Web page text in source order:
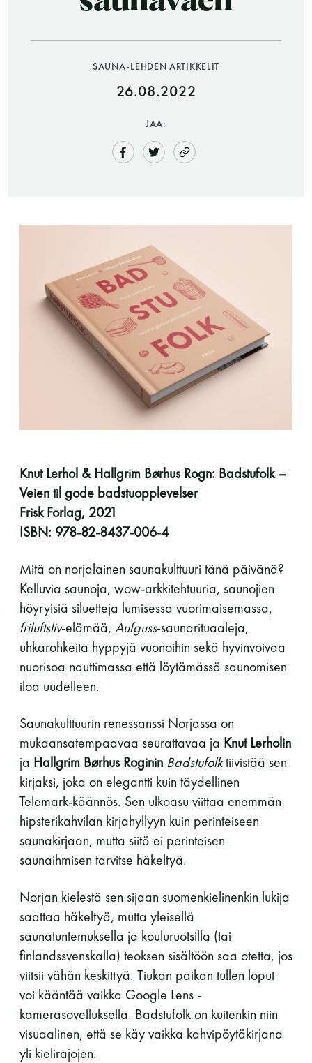
Saunatalo on avoinna
-Naisten päivät ovat maanantai ja
torstai
-Miesten päivät tiistai, keskiviikko,
perjantai ja lauantai
-Kuukauden ensimmäinen lauantai on on
jaettu lauantai
Hinnasto
Jäsen
Vieras jäsenen seurassa
25 €
Jäsenen lapsi 7-18 v.
6 €
Lapsi alle 7 v.
11 saunomiskerran kortti
120€
3kk kortti - M / N
Suomen Saunaseura ry
Vaskiniementie 10, 00200 Helsinki
Kahvio/kassa 050 372 4167
(saunojen aukioloaikana)
Y-tunnus: 0116872-9
Tietosuojaseloste
YHTEYSTIEDOT
SAUNA-LEHDEN ARTIKKELIT
26.08.2022
JAA:
Knut Lerhol & Hallgrim Børhus Rogn: Badstufolk –
Veien til gode badstuopplevelser
Frisk Forlag, 2021
ISBN: 978-82-8437-006-4
Mitä on norjalainen saunakulttuuri tänä päivänä?
Kelluvia saunoja, wow-arkkitehtuuria, saunojien
höyryisiä siluetteja lumisessa vuorimaisemassa,
friluftsliv-elämää, Aufguss-saunarituaaleja,
uhkarohkeita hyppyjä vuonoihin sekä hyvinvoivaa
nuorisoa nauttimassa että löytämässä saunomisen
iloa uudelleen.
Saunakulttuurin renessanssi Norjassa on
mukaansatempaavaa seurattavaa ja Knut Lerholin
ja Hallgrim Børhus Roginin Badstufolktiivistää sen
kirjaksi, joka on elegantti kuin täydellinen
Telemark-käännös. Sen ulkoasu viittaa enemmän
hipsterikahvilan kirjahyllyyn kuin perinteiseen
saunakirjaan, mutta siitä ei perinteisen
saunaihmisen tarvitse häkeltyä.
Norjan kielestä sen sijaan suomenkielinenkin lukija
saattaa häkeltyä, mutta yleisellä
saunatuntemuksella ja kouluruotsilla (tai
finlandssvenskalla) teoksen sisältöön saa otetta, jos
viitsii vähän keskittyä. Tiukan paikan tullen loput
voi kääntää vaikka Google Lens -
kamerasovelluksella. Badstufolk on kuitenkin niin
visuaalinen, että se käy vaikka kahvipöytäkirjana
yli kielirajojen.